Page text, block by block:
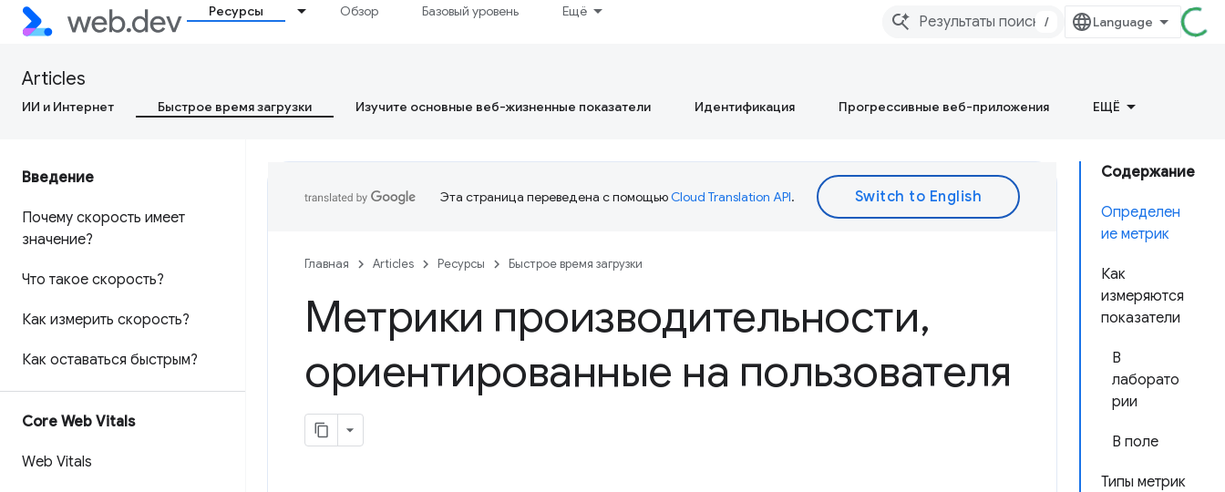
Ресурсы Обзор Базовый уровень Ещё
/
Articles
ИИ и Интернет Быстрое время загрузки Изучите основные веб-жизненные показатели Идентификация Прогрессивные веб-приложения ЕЩЁ
Введение
Почему скорость имеет
значение?
Что такое скорость?
Как измерить скорость?
Как оставаться быстрым?
Core Web Vitals
Web Vitals
Содержание
Определен
ие метрик
Как
измеряются
показатели
В
лаборато
рии
В поле
Типы метрик
Эта страница переведена с помощьюCloud Translation API.
Главная Articles Ресурсы Быстрое время загрузки
Метрики производительности,
ориентированные на пользователя